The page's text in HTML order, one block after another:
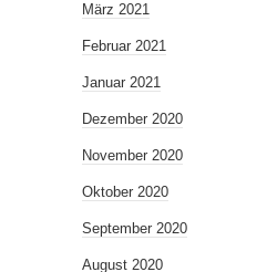
März 2021
Februar 2021
Januar 2021
Dezember 2020
November 2020
Oktober 2020
September 2020
August 2020